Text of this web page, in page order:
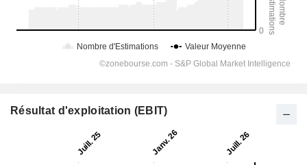
Résultat d'exploitation (EBIT)